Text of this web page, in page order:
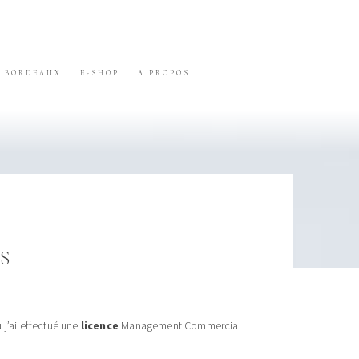
BORDEAUX E-SHOP A PROPOS
effectué une licence Management Commercial